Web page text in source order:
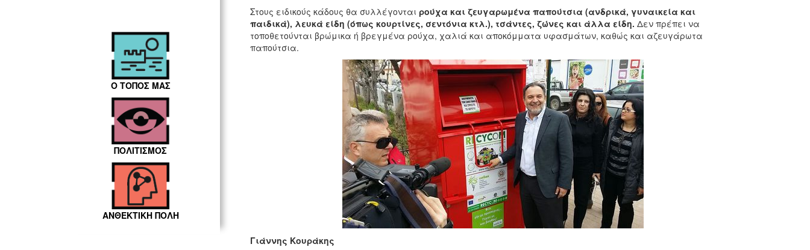
Ο ΤΟΠΟΣ ΜΑΣ
ΠΟΛΙΤΙΣΜΟΣ
ΑΝΘΕΚΤΙΚΗ ΠΟΛΗ
Στους ειδικούς κάδους θα συλλέγονται ρούχα και ζευγαρωμένα παπούτσια (ανδρικά, γυναικεία και
παιδικά), λευκά είδη (όπως κουρτίνες, σεντόνια κτλ.), τσάντες, ζώνες και άλλα είδη. Δεν πρέπει να
τοποθετούνται βρώμικα ή βρεγμένα ρούχα, χαλιά και αποκόμματα υφασμάτων, καθώς και αζευγάρωτα
παπούτσια.
Γιάννης Κουράκης